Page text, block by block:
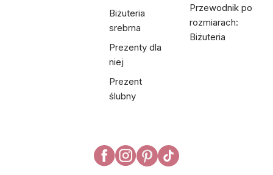
Biżuteria
srebrna
Prezenty dla
niej
Prezent
ślubny
Przewodnik po
rozmiarach:
Biżuteria